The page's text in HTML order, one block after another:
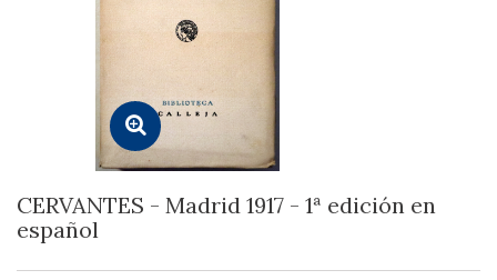
CERVANTES - Madrid 1917 - 1ª edición en
español